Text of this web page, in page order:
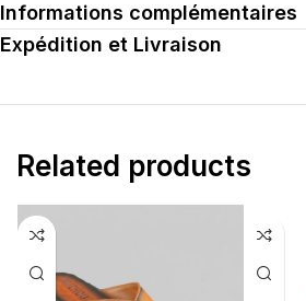
Informations complémentaires
Expédition et Livraison
Related products